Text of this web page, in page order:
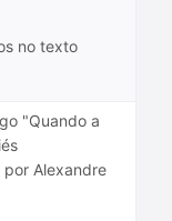
no texto
"Quando a
Alexandre